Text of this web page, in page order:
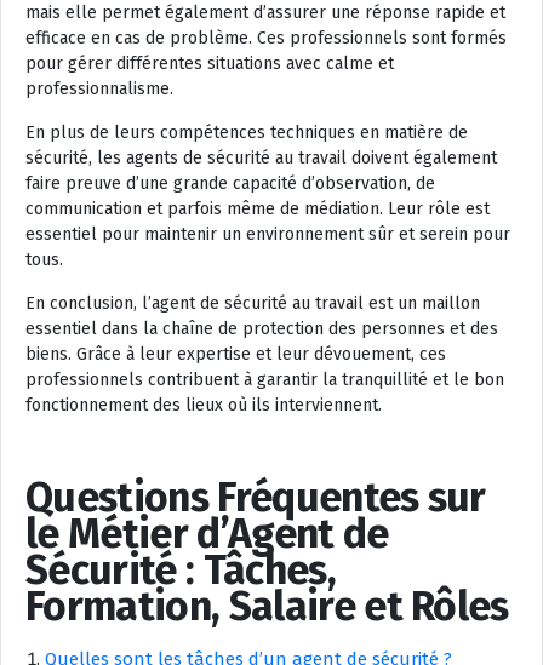
mais elle permet également d’assurer une réponse rapide et
efficace en cas de problème. Ces professionnels sont formés
pour gérer différentes situations avec calme et
professionnalisme.
En plus de leurs compétences techniques en matière de
sécurité, les agents de sécurité au travail doivent également
faire preuve d’une grande capacité d’observation, de
communication et parfois même de médiation. Leur rôle est
essentiel pour maintenir un environnement sûr et serein pour
tous.
En conclusion, l’agent de sécurité au travail est un maillon
essentiel dans la chaîne de protection des personnes et des
biens. Grâce à leur expertise et leur dévouement, ces
professionnels contribuent à garantir la tranquillité et le bon
fonctionnement des lieux où ils interviennent.
Questions Fréquentes sur
le Métier d’Agent de
Sécurité : Tâches,
Formation, Salaire et Rôles
Quelles sont les tâches d’un agent de sécurité ?